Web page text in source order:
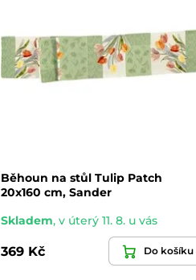
Běhoun na stůl Tulip Patch
20x160 cm, Sander
Skladem,v úterý 11. 8. u vás
369 Kč Do košíku